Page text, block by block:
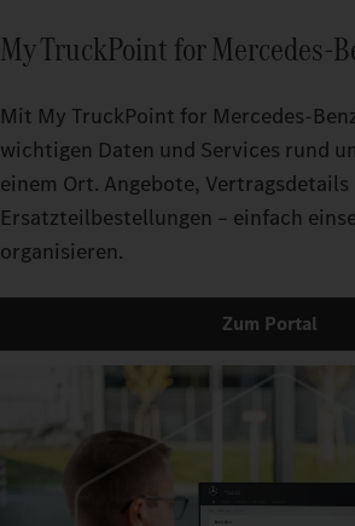
My TruckPoint for
Mit My TruckPoint for
wichtigen Daten und Services rund
einem Ort. Angebote, Vertragsdetails
Ersatzteilbestellungen – einfach
organisieren.
Zum Portal